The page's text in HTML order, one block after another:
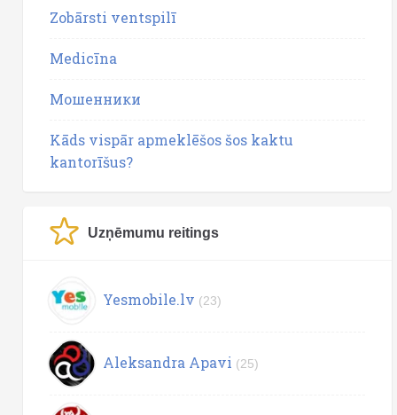
Zobārsti ventspilī
Medicīna
Мошенники
Kāds vispār apmeklēšos šos kaktu
kantorīšus?
Uzņēmumu reitings
Yesmobile.lv (23)
Aleksandra Apavi (25)